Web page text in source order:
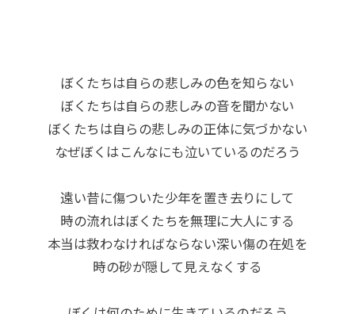
ぼくたちは自らの悲しみの色を知らない
ぼくたちは自らの悲しみの音を聞かない
ぼくたちは自らの悲しみの正体に気づかない
なぜぼくはこんなにも泣いているのだろう
遠い昔に傷ついた少年を置き去りにして
時の流れはぼくたちを無理に大人にする
本当は救わなければならない深い傷の在処を
時の砂が隠して見えなくする